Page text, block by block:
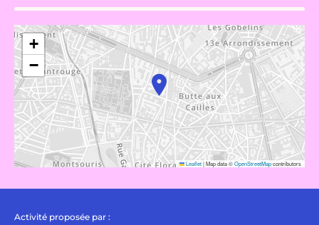
+
−
Leaflet|Map data ©OpenStreetMapcontributors
Activité proposée par :